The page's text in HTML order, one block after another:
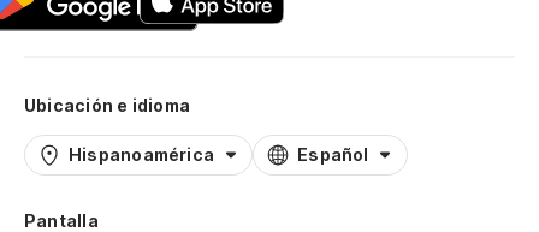
Ubicación e idioma
Hispanoamérica Español
Pantalla